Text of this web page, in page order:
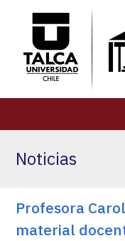
POSTGRADOS
Noticias
Profesora
material